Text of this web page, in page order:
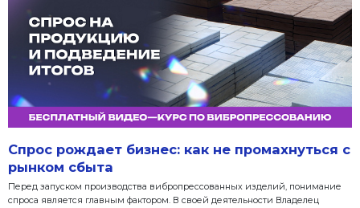
внесенного в реестр
Преимущества выбора российского поставщика,
реестре Минпромторга, перед иностранными
поставщиками.
Читать дальше...